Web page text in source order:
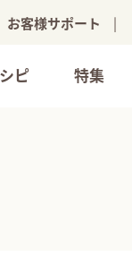
ピ 特集
お客様サポート |